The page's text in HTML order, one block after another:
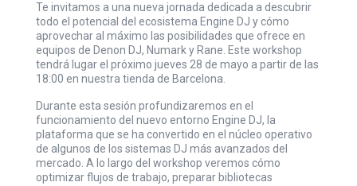
Te invitamos a una nueva jornada dedicada a descubrir
todo el potencial del ecosistema Engine DJ y cómo
aprovechar al máximo las posibilidades que ofrece en
equipos de Denon DJ, Numark y Rane. Este workshop
tendrá lugar el próximo jueves 28 de mayo a partir de las
18:00 en nuestra tienda de Barcelona.
Durante esta sesión profundizaremos en el
funcionamiento del nuevo entorno Engine DJ, la
plataforma que se ha convertido en el núcleo operativo
de algunos de los sistemas DJ más avanzados del
mercado. A lo largo del workshop veremos cómo
optimizar flujos de trabajo, preparar bibliotecas